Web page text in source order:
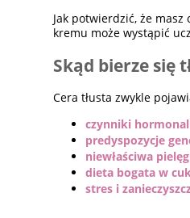
Jak potwierdzić, że
kremu może wystąpić
Skąd bierze się
Cera tłusta zwykle
czynniki
predyspozycje
niewłaściwa
dieta bogata w
stres i